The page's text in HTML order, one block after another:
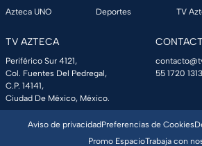
Azteca UNO
Deportes
TV
TV AZTECA
Periférico Sur 4121,
Col. Fuentes Del Pedregal,
C.P. 14141,
Ciudad De México, México.
55 1720 1313
Aviso de privacidadPreferencias de Cookies
Promo EspacioTrabaja con